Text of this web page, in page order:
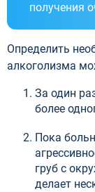
получения
Определить
алкоголизма
За один
более
Пока
груб с
делает